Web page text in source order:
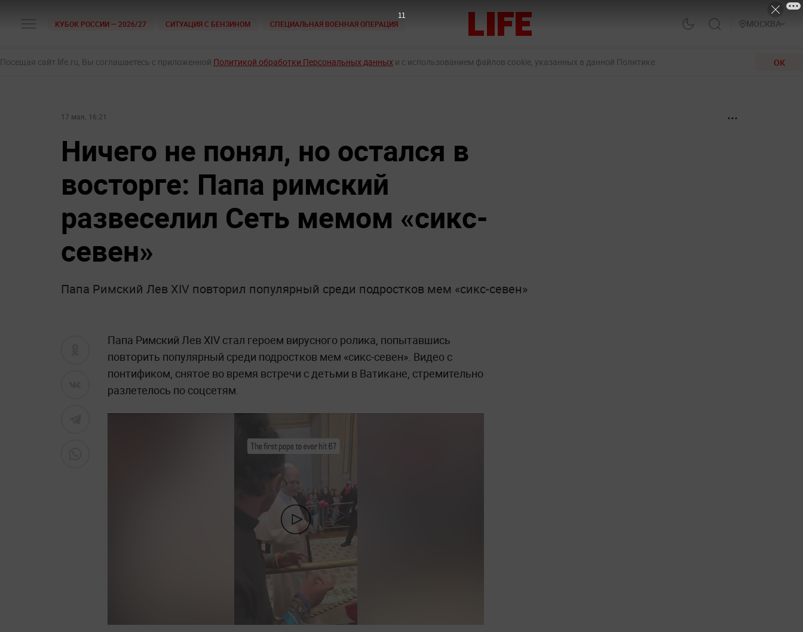
КУБОК РОССИИ — 2026/27 СИТУАЦИЯ С БЕНЗИНОМ СПЕЦИАЛЬНАЯ ВОЕННАЯ ОПЕРАЦИЯ МОСКВА
Посещая сайт life.ru, Вы соглашаетесь с приложенной Политикой обработки Персональных данных и с использованием файлов cookie, указанных в данной Политике. ОК
17 мая, 16:21
Ничего не понял, но остался в
восторге: Папа римский
развеселил Сеть мемом «сикс-
севен»
Папа Римский Лев XIV повторил популярный среди подростков мем «сикс-севен»
Папа Римский Лев XIV стал героем вирусного ролика, попытавшись
повторить популярный среди подростков мем «сикс-севен». Видео с
понтификом, снятое во время встречи с детьми в Ватикане, стремительно
разлетелось по соцсетям.
10